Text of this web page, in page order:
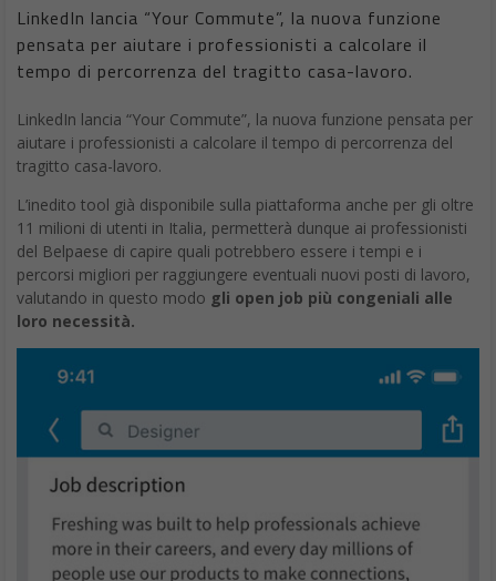
LinkedIn lancia “Your Commute”, la nuova funzione
pensata per aiutare i professionisti a calcolare il
tempo di percorrenza del tragitto casa-lavoro.
LinkedIn lancia “Your Commute”, la nuova funzione pensata per
aiutare i professionisti a calcolare il tempo di percorrenza del
tragitto casa-lavoro.
L’inedito tool già disponibile sulla piattaforma anche per gli oltre
11 milioni di utenti in Italia, permetterà dunque ai professionisti
del Belpaese di capire quali potrebbero essere i tempi e i
percorsi migliori per raggiungere eventuali nuovi posti di lavoro,
valutando in questo modo gli open job più congeniali alle
loro necessità.